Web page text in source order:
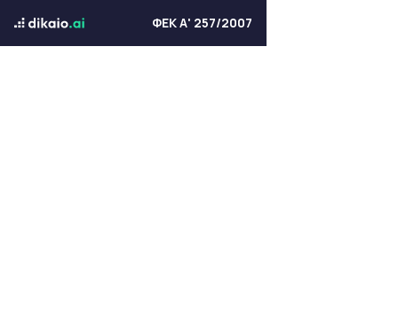
ΦΕΚ Α' 257/2007